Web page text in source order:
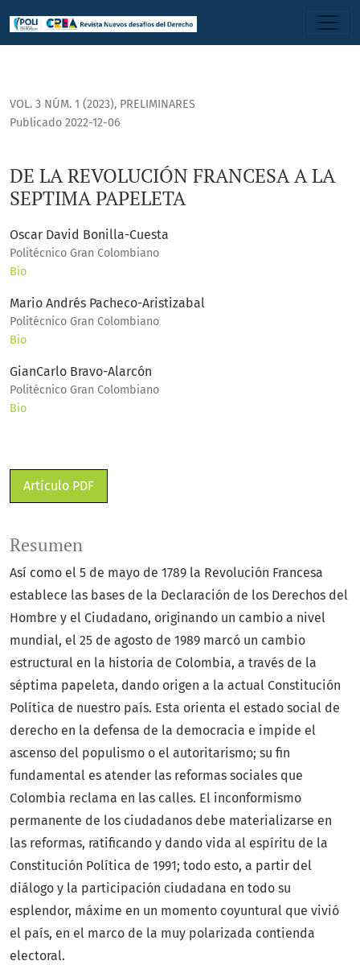
VOL. 3 NÚM. 1 (2023), PRELIMINARES
DE LA REVOLUCIÓN FRANCESA A LA
SEPTIMA PAPELETA
Publicado 2022-12-06
Oscar David Bonilla-Cuesta
Politécnico Gran Colombiano
Bio
Mario Andrés Pacheco-Aristizabal
Politécnico Gran Colombiano
Bio
GianCarlo Bravo-Alarcón
Politécnico Gran Colombiano
Bio
Artículo PDF
Resumen
Así como el 5 de mayo de 1789 la Revolución Francesa
establece las bases de la Declaración de los Derechos del
Hombre y el Ciudadano, originando un cambio a nivel
mundial, el 25 de agosto de 1989 marcó un cambio
estructural en la historia de Colombia, a través de la
séptima papeleta, dando origen a la actual Constitución
Política de nuestro país. Esta orienta el estado social de
derecho en la defensa de la democracia e impide el
ascenso del populismo o el autoritarismo; su fin
fundamental es atender las reformas sociales que
Colombia reclama en las calles. El inconformismo
permanente de los ciudadanos debe materializarse en
las reformas, ratificando y dando vida al espíritu de la
Constitución Política de 1991; todo esto, a partir del
diálogo y la participación ciudadana en todo su
esplendor, máxime en un momento coyuntural que vivió
el país, en el marco de la muy polarizada contienda
electoral.